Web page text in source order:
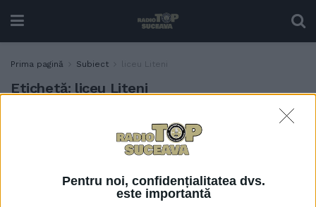
Pentru noi, confidențialitatea dvs.
este importantă
Prima pagină Subiect liceu Liteni
Etichetă: liceu Liteni
Investiție de peste 2
milioane de euro la liceul
din Liteni, inaugurată